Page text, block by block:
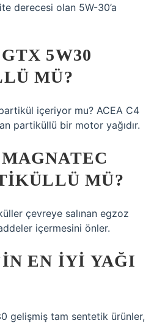
derecesi olan 5W-30’a
5W30
MÜ?
içeriyor mu? ACEA C4
partiküllü bir motor yağıdır.
MÜ?
çevreye salınan egzoz
içermesini önler.
EN IYI YAĞI
gelişmiş tam sentetik ürünler,